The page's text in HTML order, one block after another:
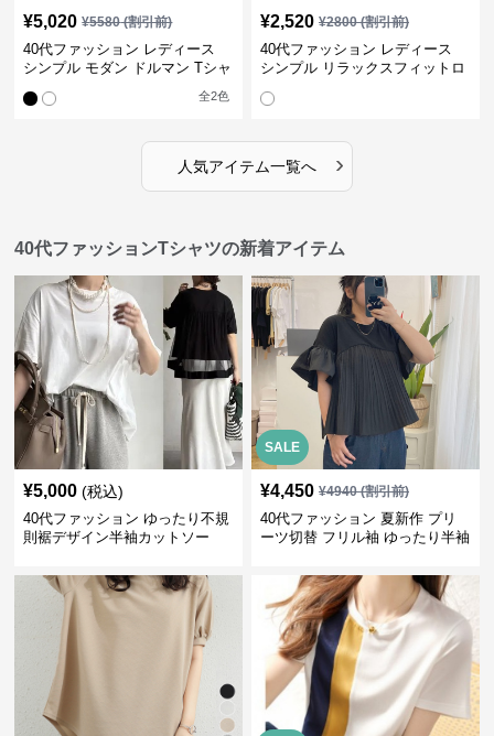
¥5,020 ¥5580(割引前)
40代ファッション レディース
シンプル モダン ドルマン Tシャ
全2色
¥2,520 ¥2800(割引前)
40代ファッション レディース
シンプル リラックスフィットロ
人気アイテム一覧へ ›
40代ファッションTシャツの新着アイテム
¥5,000 (税込)
40代ファッション ゆったり不規
則裾デザイン半袖カットソー
SALE
¥4,450 ¥4940(割引前)
40代ファッション 夏新作 プリ
ーツ切替 フリル袖 ゆったり半袖